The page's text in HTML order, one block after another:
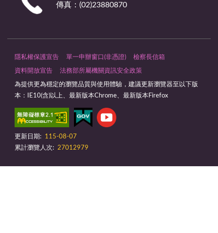
傳真：(02)23880870
隱私權保護宣告 單一申辦窗口(非憑證) 檢察長信箱
資料開放宣告 法務部所屬機關資訊安全政策
為提供更為穩定的瀏覽品質與使用體驗，建議更新瀏覽器至以下版
本：IE10(含)以上、最新版本Chrome、最新版本Firefox
更新日期:
115-08-07
累計瀏覽人次: 27012979